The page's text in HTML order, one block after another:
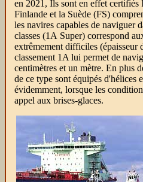
en 2021, Ils sont en effet
Finlande et la Suède (FS)
les navires capables de naviguer
classes (1A Super) correspond
extrêmement difficiles (épaisseur
classement 1A lui permet de
centimètres et un mètre. En plus
de ce type sont équipés d'hélices
évidemment, lorsque les
appel aux brises-glaces.